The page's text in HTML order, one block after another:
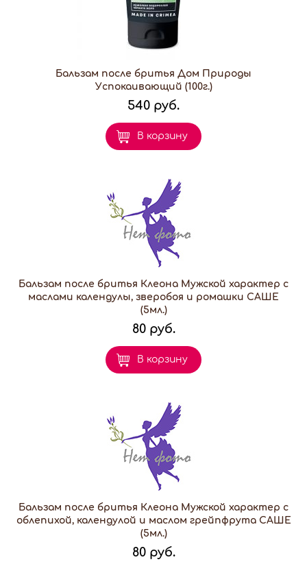
Бальзам после бритья Дом Природы
Успокаивающий (100г.)
540 руб.
В корзину
Бальзам после бритья Клеона Мужской характер с
маслами календулы, зверобоя и ромашки САШЕ
(5мл.)
80 руб.
В корзину
Бальзам после бритья Клеона Мужской характер с
облепихой, календулой и маслом грейпфрута САШЕ
(5мл.)
80 руб.